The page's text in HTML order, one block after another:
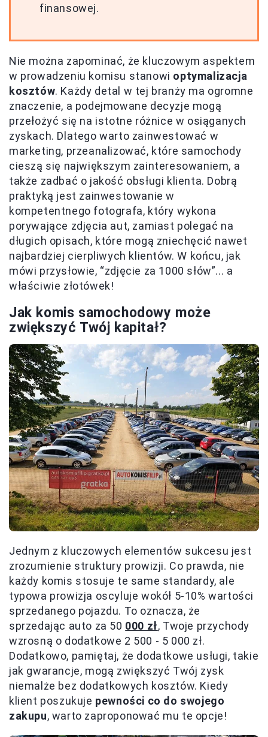
finansowej.
Nie można zapominać, że kluczowym aspektem
w prowadzeniu komisu stanowi optymalizacja
kosztów. Każdy detal w tej branży ma ogromne
znaczenie, a podejmowane decyzje mogą
przełożyć się na istotne różnice w osiąganych
zyskach. Dlatego warto zainwestować w
marketing, przeanalizować, które samochody
cieszą się największym zainteresowaniem, a
także zadbać o jakość obsługi klienta. Dobrą
praktyką jest zainwestowanie w
kompetentnego fotografa, który wykona
porywające zdjęcia aut, zamiast polegać na
długich opisach, które mogą zniechęcić nawet
najbardziej cierpliwych klientów. W końcu, jak
mówi przysłowie, “zdjęcie za 1000 słów”... a
właściwie złotówek!
Jak komis samochodowy może
zwiększyć Twój kapitał?
Jednym z kluczowych elementów sukcesu jest
zrozumienie struktury prowizji. Co prawda, nie
każdy komis stosuje te same standardy, ale
typowa prowizja oscyluje wokół 5-10% wartości
sprzedanego pojazdu. To oznacza, że
sprzedając auto za 50 000 zł, Twoje przychody
wzrosną o dodatkowe 2 500 - 5 000 zł.
Dodatkowo, pamiętaj, że dodatkowe usługi, takie
jak gwarancje, mogą zwiększyć Twój zysk
niemalże bez dodatkowych kosztów. Kiedy
klient poszukuje pewności co do swojego
zakupu, warto zaproponować mu te opcje!